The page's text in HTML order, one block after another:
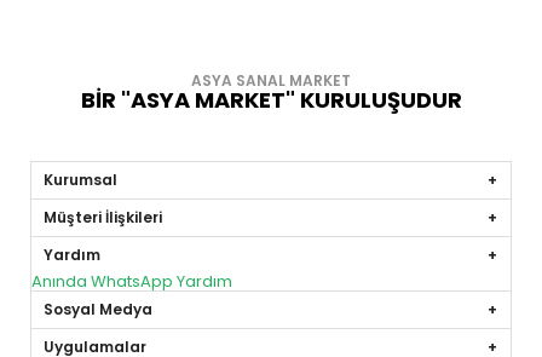
ASYA SANAL MARKET
BİR "ASYA MARKET" KURULUŞUDUR
Kurumsal
Müşteri İlişkileri
Yardım
Anında WhatsApp Yardım
Sosyal Medya
Uygulamalar